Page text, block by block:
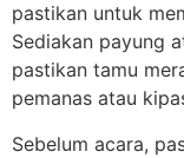
pastikan untuk
Sediakan payung
pastikan tamu
pemanas atau
Sebelum acara,